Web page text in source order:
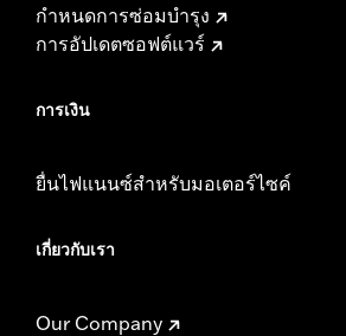
กำหนดการซ่อมบำรุง
การอัปเดตซอฟต์แวร์
การเงิน
ยื่นไฟแนนซ์สำหรับมอเตอร์ไซค์
เกี่ยวกับเรา
Our Company